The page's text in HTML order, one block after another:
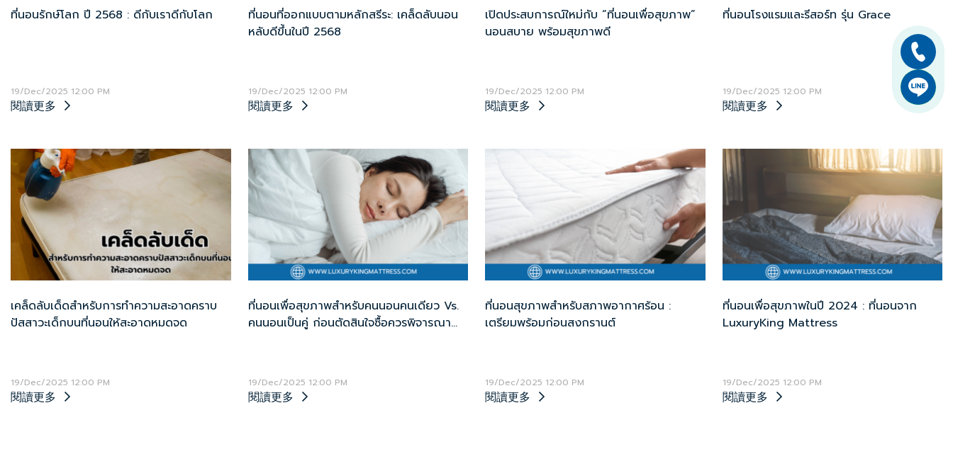
ที่นอนรักษ์โลก ปี 2568 : ดีกับเราดีกับโลก
19/Dec/2025 12:00 PM
閱讀更多
ที่นอนที่ออกแบบตามหลักสรีระ: เคล็ดลับนอน
หลับดีขึ้นในปี 2568
19/Dec/2025 12:00 PM
閱讀更多
เปิดประสบการณ์ใหม่กับ “ที่นอนเพื่อสุขภาพ”
นอนสบาย พร้อมสุขภาพดี
19/Dec/2025 12:00 PM
閱讀更多
ที่นอนโรงแรมและรีสอร์ท รุ่น Grace
19/Dec/2025 12:00 PM
閱讀更多
เคล็ดลับเด็ดสำหรับการทำความสะอาดคราบ
ปัสสาวะเด็กบนที่นอนให้สะอาดหมดจด
19/Dec/2025 12:00 PM
閱讀更多
ที่นอนเพื่อสุขภาพสำหรับคนนอนคนเดียว Vs.
คนนอนเป็นคู่ ก่อนตัดสินใจซื้อควรพิจารณา
19/Dec/2025 12:00 PM
閱讀更多
ที่นอนสุขภาพสำหรับสภาพอากาศร้อน :
เตรียมพร้อมก่อนสงกรานต์
19/Dec/2025 12:00 PM
閱讀更多
ที่นอนเพื่อสุขภาพในปี 2024 : ที่นอนจาก
LuxuryKing Mattress
19/Dec/2025 12:00 PM
閱讀更多